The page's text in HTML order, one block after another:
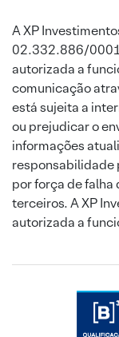
A XP
02.332.886/
autorizada a
comunicação
está sujeita a
ou prejudicar o
informações
responsabilidade
por força de
terceiros. A XP
autorizada a